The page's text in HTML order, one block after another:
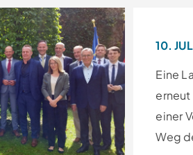
10.
Eine
einer
Weg